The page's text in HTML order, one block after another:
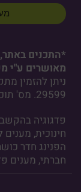
*התכנים
מאושרים ע"י
29599. מס' תוכנית 29002.
חינוכית,
חברתי, מענים